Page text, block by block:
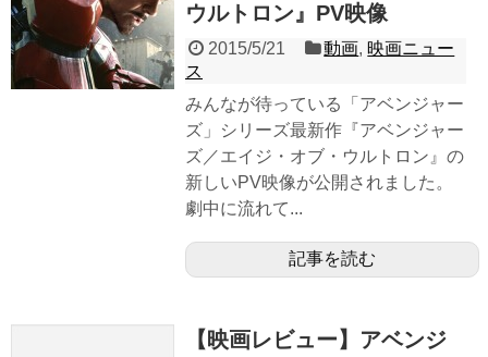
ウルトロン』PV映像
2015/5/21 動画, 映画ニュー
ス
みんなが待っている「アベンジャー
ズ」シリーズ最新作『アベンジャー
ズ／エイジ・オブ・ウルトロン』の
新しいPV映像が公開されました。
劇中に流れて...
記事を読む
【映画レビュー】アベンジ